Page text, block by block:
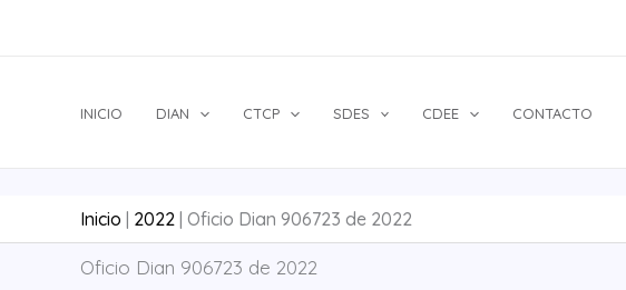
INICIO DIAN CTCP SDES CDEE CONTACTO
Inicio 2022 Oficio Dian 906723 de 2022
Oficio Dian 906723 de 2022
Oficio